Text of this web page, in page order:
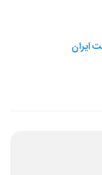
ایران